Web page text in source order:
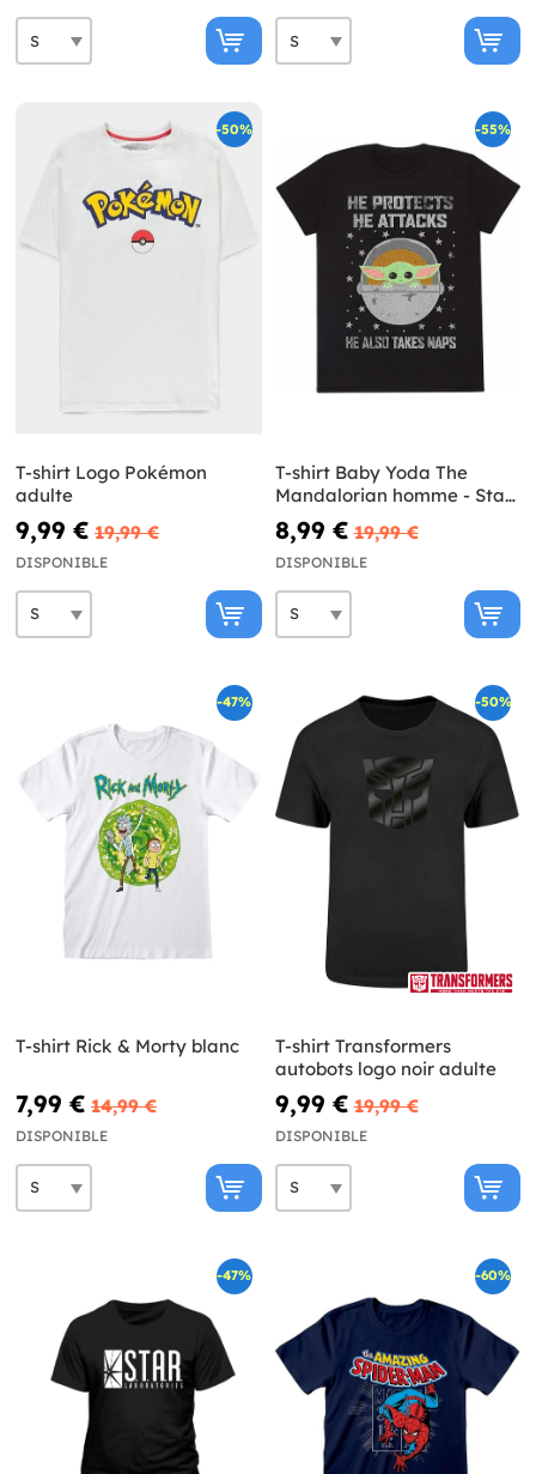
-50%
T-shirt Logo Pokémon
adulte
9,99 € 19,99 €
DISPONIBLE
-55%
T-shirt Baby Yoda The
Mandalorian homme - Star
Wars
8,99 € 19,99 €
DISPONIBLE
-47%
T-shirt Rick & Morty blanc
7,99 € 14,99 €
DISPONIBLE
-50%
T-shirt Transformers
autobots logo noir adulte
9,99 € 19,99 €
DISPONIBLE
-47% -60%